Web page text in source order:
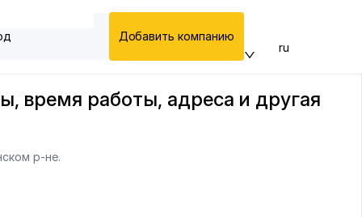
Добавить компанию
ru
время работы, адреса и другая
р-не.